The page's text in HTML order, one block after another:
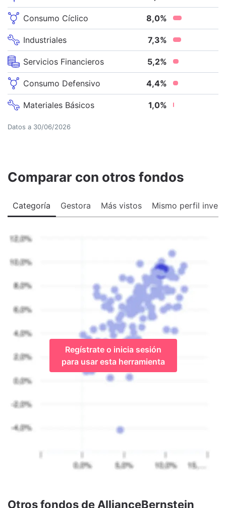
Consumo Cíclico 8,0%
Industriales 7,3%
Servicios Financieros 5,2%
Consumo Defensivo 4,4%
Materiales Básicos 1,0%
Datos a 30/06/2026
Comparar con otros fondos
Categoría Gestora Más vistos Mismo perfil
Regístrate o inicia sesión
para usar esta herramienta
Otros fondos de AllianceBernstein